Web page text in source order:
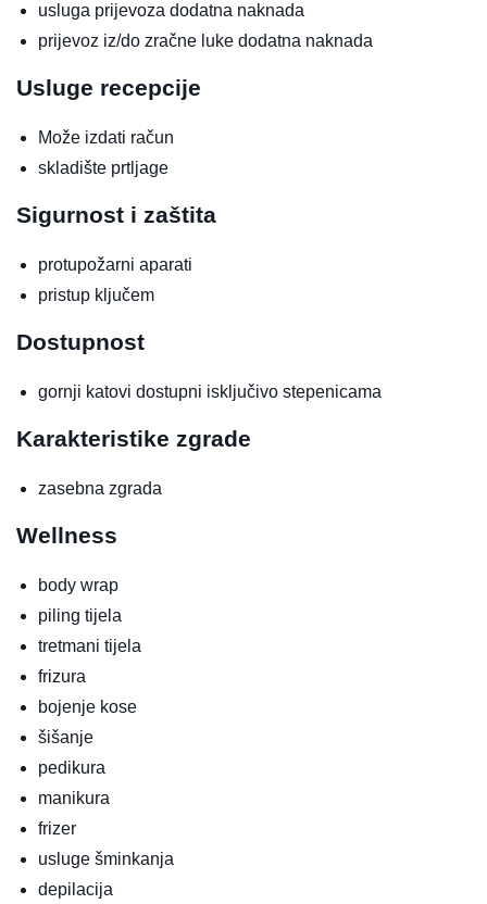
usluga prijevoza dodatna naknada
prijevoz iz/do zračne luke dodatna naknada
Usluge recepcije
Može izdati račun
skladište prtljage
Sigurnost i zaštita
protupožarni aparati
pristup ključem
Dostupnost
gornji katovi dostupni isključivo stepenicama
Karakteristike zgrade
zasebna zgrada
Wellness
body wrap
piling tijela
tretmani tijela
frizura
bojenje kose
šišanje
pedikura
manikura
frizer
usluge šminkanja
depilacija